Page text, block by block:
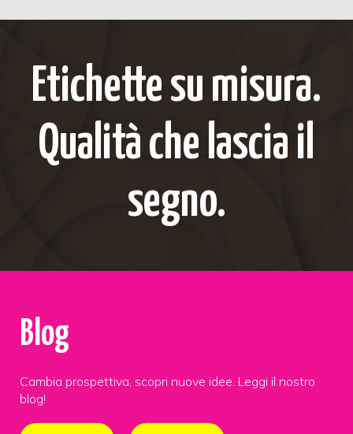
Etichette su misura.
Qualità che lascia il
segno.
Blog
Cambia prospettiva, scopri nuove idee. Leggi il nostro
blog!